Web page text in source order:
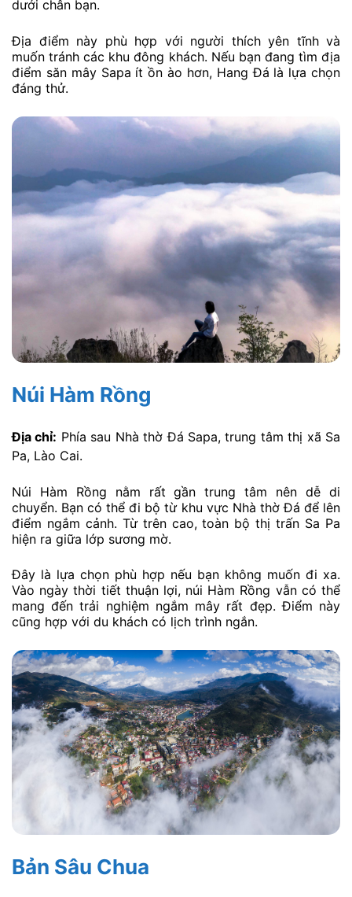
dưới chân bạn.
Địa điểm này phù hợp với người thích yên tĩnh và
muốn tránh các khu đông khách. Nếu bạn đang tìm địa
điểm săn mây Sapa ít ồn ào hơn, Hang Đá là lựa chọn
đáng thử.
Núi Hàm Rồng
Địa chỉ: Phía sau Nhà thờ Đá Sapa, trung tâm thị xã Sa
Pa, Lào Cai.
Núi Hàm Rồng nằm rất gần trung tâm nên dễ di
chuyển. Bạn có thể đi bộ từ khu vực Nhà thờ Đá để lên
điểm ngắm cảnh. Từ trên cao, toàn bộ thị trấn Sa Pa
hiện ra giữa lớp sương mờ.
Đây là lựa chọn phù hợp nếu bạn không muốn đi xa.
Vào ngày thời tiết thuận lợi, núi Hàm Rồng vẫn có thể
mang đến trải nghiệm ngắm mây rất đẹp. Điểm này
cũng hợp với du khách có lịch trình ngắn.
Bản Sâu Chua